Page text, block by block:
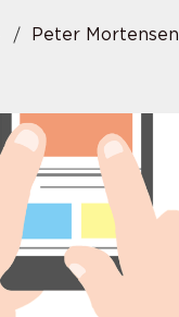
Peter Mortensen